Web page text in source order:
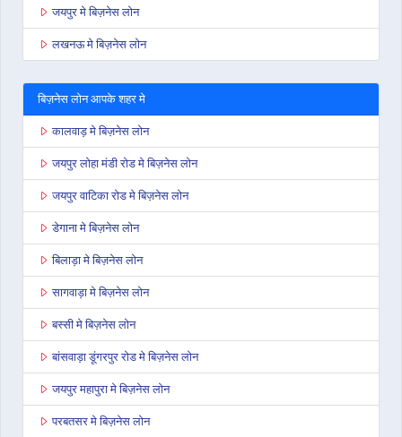
जयपुर मे बिज़नेस लोन
लखनऊ मे बिज़नेस लोन
बिज़नेस लोन आपके शहर मे
कालवाड़ मे बिज़नेस लोन
जयपुर लोहा मंडी रोड मे बिज़नेस लोन
जयपुर वाटिका रोड मे बिज़नेस लोन
डेगाना मे बिज़नेस लोन
बिलाड़ा मे बिज़नेस लोन
सागवाड़ा मे बिज़नेस लोन
बस्सी मे बिज़नेस लोन
बांसवाड़ा डूंगरपुर रोड मे बिज़नेस लोन
जयपुर महापुरा मे बिज़नेस लोन
परबतसर मे बिज़नेस लोन